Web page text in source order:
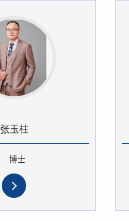
张玉柱
博士